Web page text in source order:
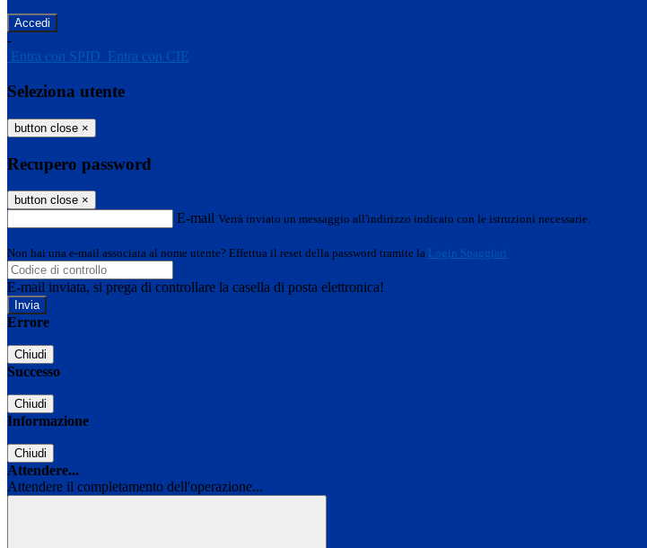
-
Entra con SPID Entra con CIE
Seleziona utente
button close ×
Recupero password
button close ×
E-mail Verrà inviato un messaggio all'indirizzo indicato con le istruzioni necessarie.
Non hai una e-mail associata al nome utente? Effettua il reset della password tramite la Login Spaggiari
E-mail inviata, si prega di controllare la casella di posta elettronica!
Errore
Chiudi
Successo
Chiudi
Informazione
Chiudi
Attendere...
Attendere il completamento dell'operazione...